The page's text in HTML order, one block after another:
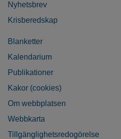
Nyhetsbrev
Krisberedskap
Blanketter
Kalendarium
Publikationer
Kakor (cookies)
Om webbplatsen
Webbkarta
Tillgänglighetsredogörelse